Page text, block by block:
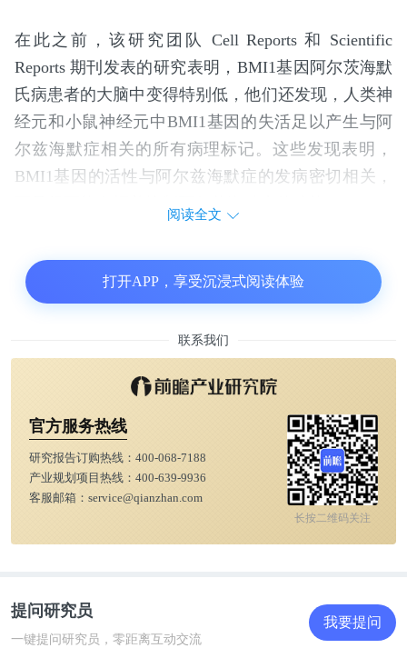
在此之前，该研究团队 Cell Reports 和 Scientific
Reports 期刊发表的研究表明，BMI1基因阿尔茨海默
氏病患者的大脑中变得特别低，他们还发现，人类神
经元和小鼠神经元中BMI1基因的失活足以产生与阿
尔兹海默症相关的所有病理标记。这些发现表明，
BMI1基因的活性与阿尔兹海默症的发病密切相关，
而且很可能发挥着抑制阿尔兹海默症的功能。
在这篇 Nature Communications 论文中，研究团队发
现，阿尔兹海默症患者大脑神经元中会出现G-四链体
该研究发现人类细胞或小鼠中的BMI1基因失活会导
阅读全文
打开APP，享受沉浸式阅读体验
联系我们
官方服务热线
研究报告订购热线： 400-068-7188
产业规划项目热线： 400-639-9936
客服邮箱： service@qianzhan.com
长按二维码关注
提问研究员
一键提问研究员，零距离互动交流
我要提问